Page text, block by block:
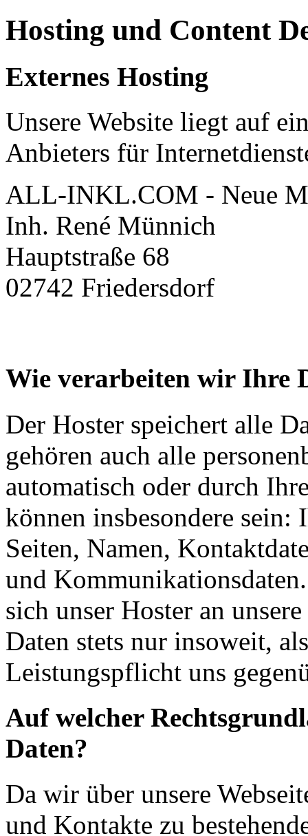
Hosting und Content
Externes Hosting
Unsere Website liegt auf
Anbieters für
ALL-INKL.COM - Neue
Inh. René Münnich
Hauptstraße 68
02742 Friedersdorf
Wie verarbeiten wir Ihre
Der Hoster speichert alle
gehören auch alle
automatisch oder durch
können insbesondere sein:
Seiten, Namen,
und
sich unser Hoster an
Daten stets nur insoweit,
Leistungspflicht uns
Auf welcher
Daten?
Da wir über unsere
und Kontakte zu